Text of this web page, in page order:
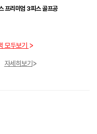
프리미엄 3피스 골프공
모두보기
자세히보기